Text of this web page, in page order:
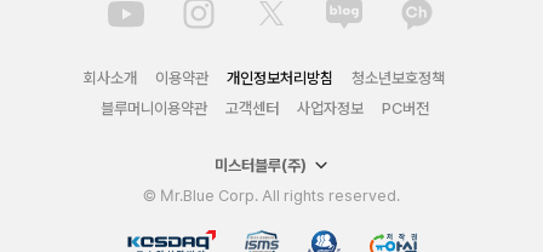
회사소개 이용약관 개인정보처리방침
청소년보호정책
블루머니이용약관
고객센터 사업자정보 PC버전
미스터블루(주)
© Mr.Blue Corp. All rights reserved.